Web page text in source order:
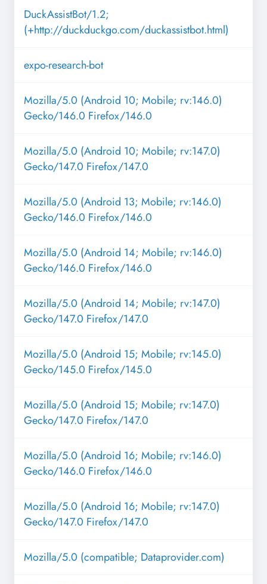
DuckAssistBot/1.2;
(+http://duckduckgo.com/duckassistbot.html)
expo-research-bot
Mozilla/5.0 (Android 10; Mobile; rv:146.0)
Gecko/146.0 Firefox/146.0
Mozilla/5.0 (Android 10; Mobile; rv:147.0)
Gecko/147.0 Firefox/147.0
Mozilla/5.0 (Android 13; Mobile; rv:146.0)
Gecko/146.0 Firefox/146.0
Mozilla/5.0 (Android 14; Mobile; rv:146.0)
Gecko/146.0 Firefox/146.0
Mozilla/5.0 (Android 14; Mobile; rv:147.0)
Gecko/147.0 Firefox/147.0
Mozilla/5.0 (Android 15; Mobile; rv:145.0)
Gecko/145.0 Firefox/145.0
Mozilla/5.0 (Android 15; Mobile; rv:147.0)
Gecko/147.0 Firefox/147.0
Mozilla/5.0 (Android 16; Mobile; rv:146.0)
Gecko/146.0 Firefox/146.0
Mozilla/5.0 (Android 16; Mobile; rv:147.0)
Gecko/147.0 Firefox/147.0
Mozilla/5.0 (compatible; Dataprovider.com)